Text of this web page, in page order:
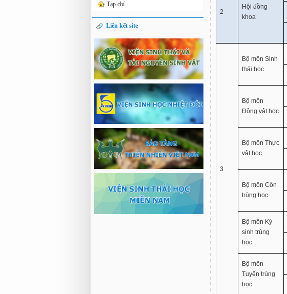
Tạp chí
Liên kết site
2
Hội đồng
khoa
3
Bộ môn Sinh
thái học
Bộ môn
Động vật học
Bộ môn Thực
vật học
Bộ môn Côn
trùng học
Bộ môn Ký
sinh trùng
học
Bộ môn
Tuyến trùng
học